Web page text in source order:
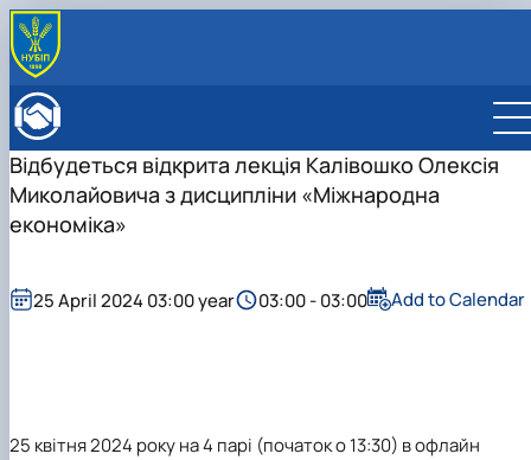
Administration
EDUCATIONAL ACTIVITIES
Bachelor's degree
Науково-дослідна робота
Практичне навчання
ENROLLMENT
PhD
INTERNATIONAL ACTIVITIES
English speaking MSc Program in Management
Відбудеться відкрита лекція Калівошко Олексія
Миколайовича з дисципліни «Міжнародна
економіка»
25 квітня 2024 року на 4 парі (початок о 13:30) в офлайн
25 April 2024 03:00 year 03:00 - 03:00 Add to Calendar